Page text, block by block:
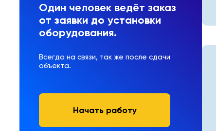
Один человек ведёт заказ
от заявки до установки
оборудования.
Всегда на связи, так же после сдачи
объекта.
Начать работу